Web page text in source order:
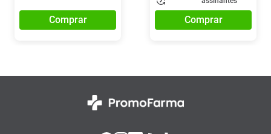
Comprar Comprar